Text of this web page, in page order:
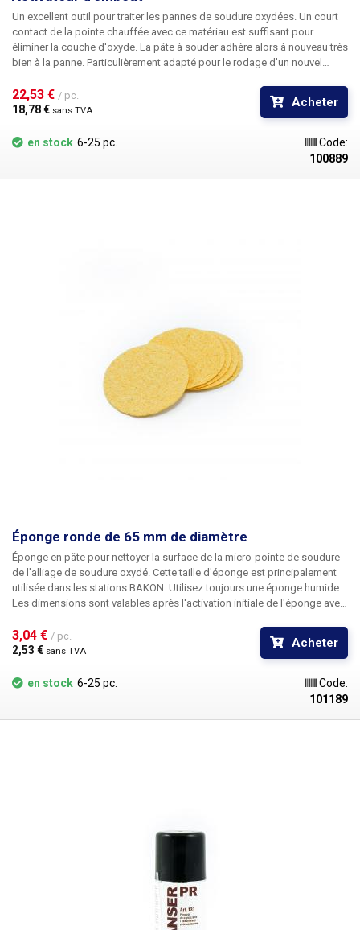
Un excellent outil pour traiter les pannes de soudure oxydées. Un court
contact de la pointe chauffée avec ce matériau est suffisant pour
éliminer la couche d'oxyde. La pâte à souder adhère alors à nouveau très
bien à la panne. Particulièrement adapté pour le rodage d'un nouvel
22,53 € / pc.
18,78 € sans TVA
Acheter
en stock 6-25 pc.
Code:
100889
Éponge ronde de 65 mm de diamètre
Éponge en pâte pour nettoyer la surface de la micro-pointe de soudure
de l'alliage de soudure oxydé. Cette taille d'éponge est principalement
utilisée dans les stations BAKON. Utilisez toujours une éponge humide.
Les dimensions sont valables après l'activation initiale de l'éponge avec
3,04 € / pc.
2,53 € sans TVA
Acheter
en stock 6-25 pc.
Code:
101189